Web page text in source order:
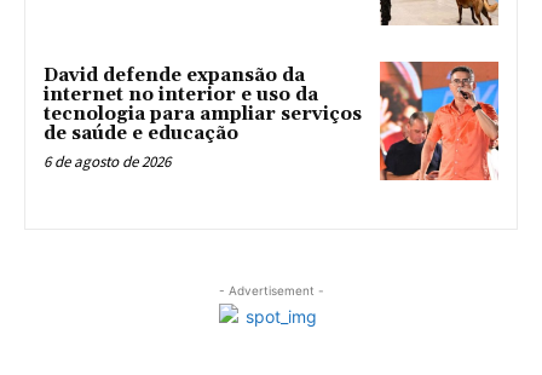
David defende expansão da
internet no interior e uso da
tecnologia para ampliar serviços
de saúde e educação
6 de agosto de 2026
- Advertisement -